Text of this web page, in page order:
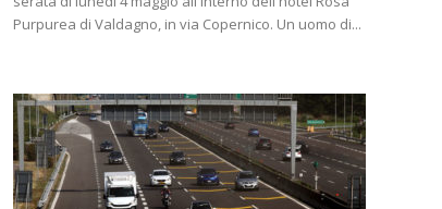
Purpurea di Valdagno, in via Copernico. Un uomo di...